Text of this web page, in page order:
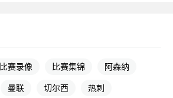
比赛录像 比赛集锦 阿森纳
曼联 切尔西 热刺